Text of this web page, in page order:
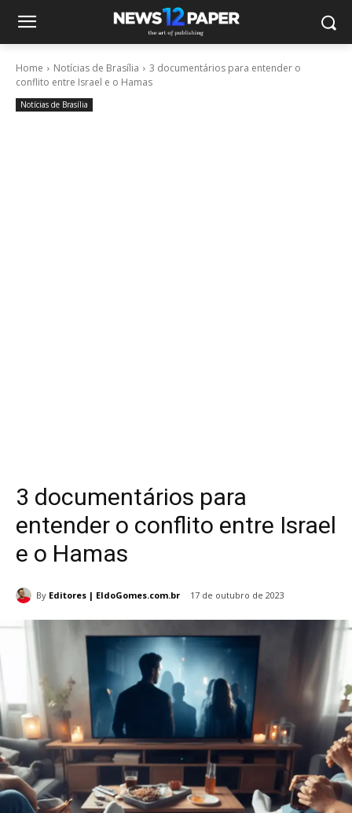
Home Notícias de Brasília
3 documentários para entender o
conflito entre Israel e o Hamas
Notícias de Brasília
3 documentários para
entender o conflito entre Israel
e o Hamas
By Editores | EldoGomes.com.br 17 de outubro de 2023